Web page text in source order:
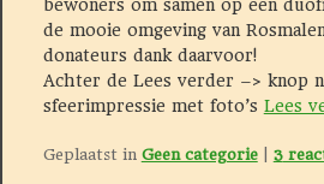
bewoners om samen op een
de mooie omgeving van
donateurs dank daarvoor!
Achter de Lees verder –> knop
sfeerimpressie met foto’s Lees
Geplaatst in Geen categorie 3